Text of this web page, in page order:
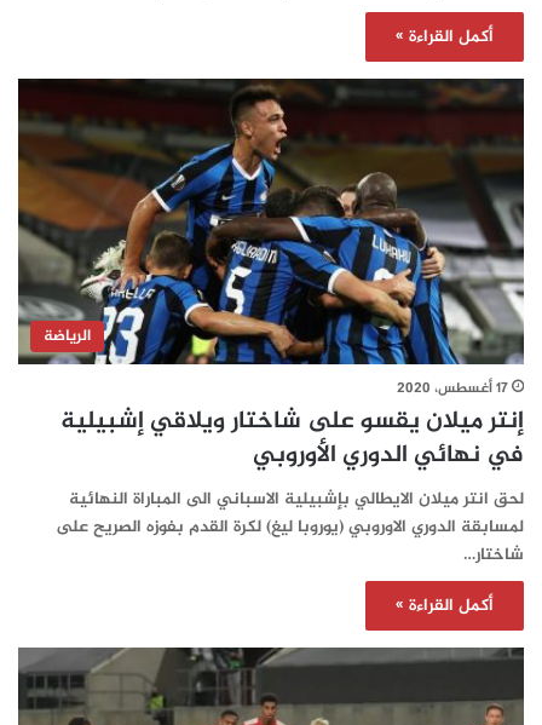
أكمل القراءة »
الرياضة
17 أغسطس، 2020
إنتر ميلان يقسو على شاختار ويلاقي إشبيلية
في نهائي الدوري الأوروبي
لحق انتر ميلان الايطالي بإشبيلية الاسباني الى المباراة النهائية
لمسابقة الدوري الاوروبي (يوروبا ليغ) لكرة القدم بفوزه الصريح على
شاختار…
أكمل القراءة »